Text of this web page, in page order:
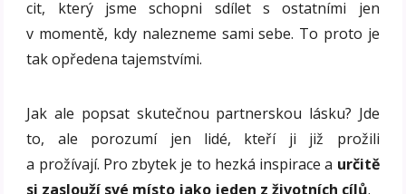
cit, který jsme schopni sdílet s ostatními jen
v momentě, kdy nalezneme sami sebe. To proto je
tak opředena tajemstvími.
Jak ale popsat skutečnou partnerskou lásku? Jde
to, ale porozumí jen lidé, kteří ji již prožili
a prožívají. Pro zbytek je to hezká inspirace a určitě
si zaslouží své místo jako jeden z životních cílů.